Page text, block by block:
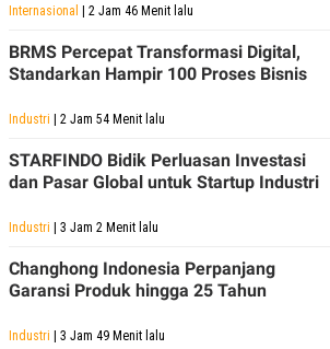
Internasional | 2 Jam 46 Menit lalu
BRMS Percepat Transformasi Digital,
Standarkan Hampir 100 Proses Bisnis
Industri | 2 Jam 54 Menit lalu
STARFINDO Bidik Perluasan Investasi
dan Pasar Global untuk Startup Industri
Industri | 3 Jam 2 Menit lalu
Changhong Indonesia Perpanjang
Garansi Produk hingga 25 Tahun
Industri | 3 Jam 49 Menit lalu